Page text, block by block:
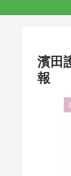
濱田
報